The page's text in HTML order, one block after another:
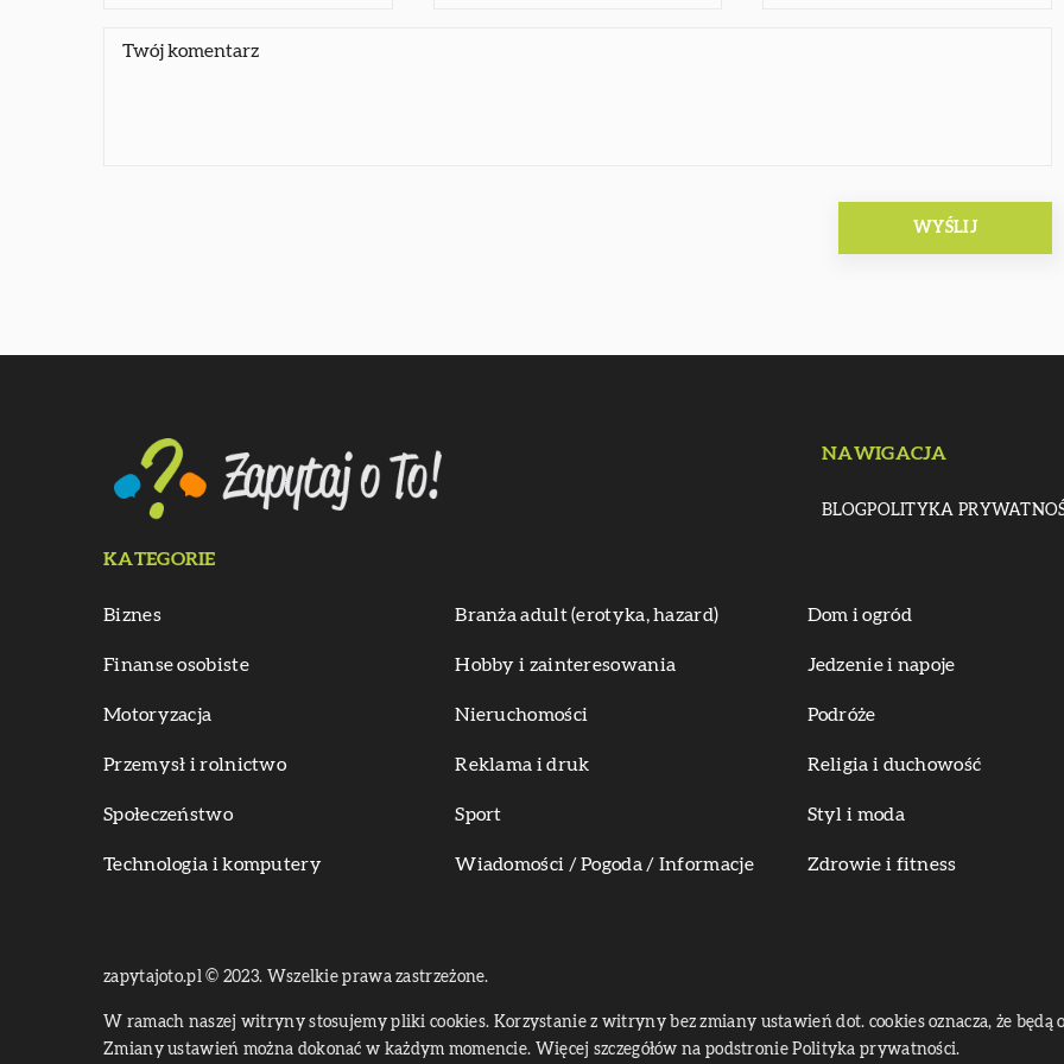
NAWIGACJA
BLOGPOLITYKA
KATEGORIE
Biznes Branża adult (erotyka, hazard) Dom i ogród
Finanse osobiste Hobby i zainteresowania Jedzenie i napoje
Motoryzacja Nieruchomości Podróże
Przemysł i rolnictwo Reklama i druk Religia i duchowość
Społeczeństwo Sport Styl i moda
Technologia i komputery Wiadomości / Pogoda / Informacje Zdrowie i fitness
zapytajoto.pl © 2023. Wszelkie prawa zastrzeżone.
W ramach naszej witryny stosujemy pliki cookies. Korzystanie z witryny bez zmiany ustawień dot. cookies oznacza, że będą
Zmiany ustawień można dokonać w każdym momencie. Więcej szczegółów na podstroniePolityka prywatności.